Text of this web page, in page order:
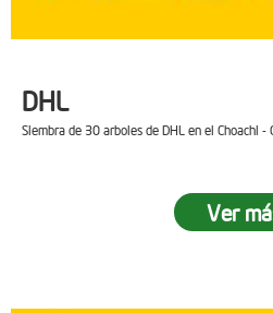
DHL
Siembra de 30 arboles de DHL en el Choachi -
Ver